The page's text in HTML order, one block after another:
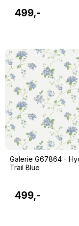
499,-
Galerie G67864 -
Trail Blue
499,-